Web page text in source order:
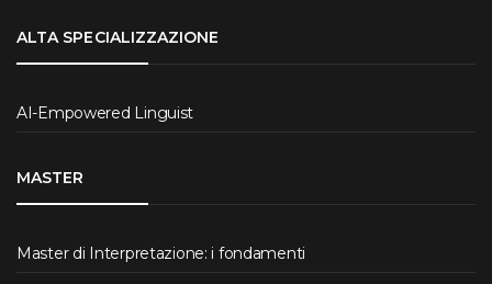
ALTA SPECIALIZZAZIONE
AI-Empowered Linguist
MASTER
Master di Interpretazione: i fondamenti